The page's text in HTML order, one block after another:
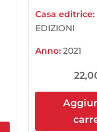
Casa editrice:
EDIZIONI
Anno:2021